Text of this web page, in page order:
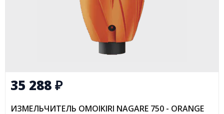
35 288₽
ИЗМЕЛЬЧИТЕЛЬ OMOIKIRI NAGARE 750 - ORANGE